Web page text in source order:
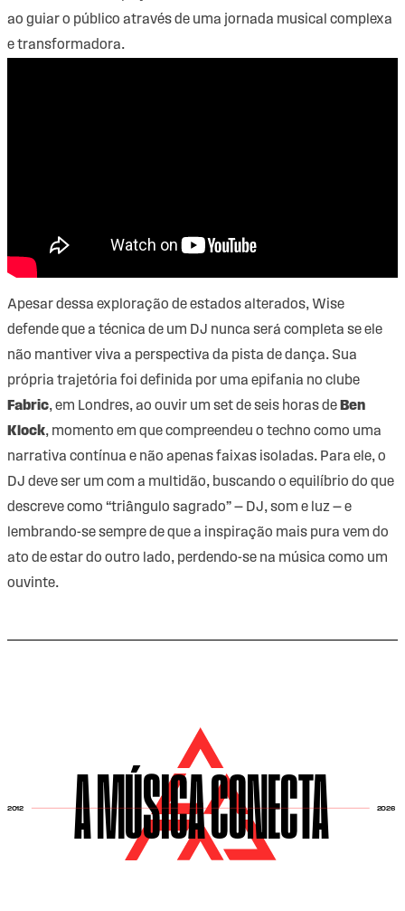
ao guiar o público através de uma jornada musical complexa
e transformadora.
Apesar dessa exploração de estados alterados, Wise
defende que a técnica de um DJ nunca será completa se ele
não mantiver viva a perspectiva da pista de dança. Sua
própria trajetória foi definida por uma epifania no clube
Fabric, em Londres, ao ouvir um set de seis horas de Ben
Klock, momento em que compreendeu o techno como uma
narrativa contínua e não apenas faixas isoladas. Para ele, o
DJ deve ser um com a multidão, buscando o equilíbrio do que
descreve como “triângulo sagrado” — DJ, som e luz — e
lembrando-se sempre de que a inspiração mais pura vem do
ato de estar do outro lado, perdendo-se na música como um
ouvinte.
A MÚSICA CONECTA
2012 2026